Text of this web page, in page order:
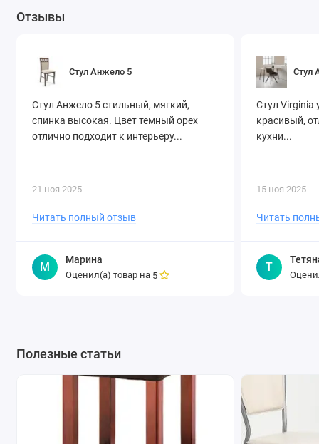
Отзывы
Стул Анжело 5
Стул Анжело 5 стильный, мягкий,
спинка высокая. Цвет темный орех
отлично подходит к интерьеру...
21 ноя 2025
Читать полный отзыв
М
Марина
Оценил(а) товар на 5
Стул
Стул Virginia
красивый,
кухни...
15 ноя 2025
Читать
Т
Полезные статьи